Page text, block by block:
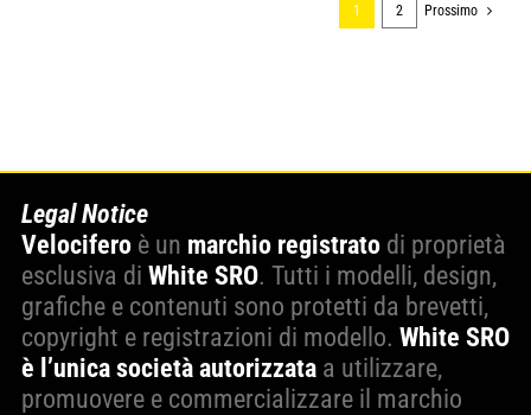
1 2 Prossimo
Legal Notice
Velocifero è un marchio registrato di proprietà
esclusiva di White SRO. Tutti i modelli, design,
grafiche e contenuti sono protetti da brevetti,
copyright e registrazioni di modello. White SRO
è l’unica società autorizzataa utilizzare,
promuovere e commercializzare il marchio